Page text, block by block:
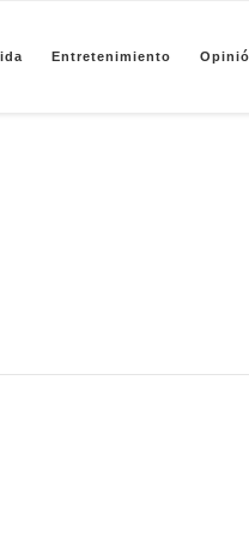
visualización de información sobre
Entretenimiento